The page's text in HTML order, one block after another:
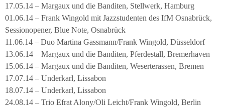
17.05.14 – Margaux und die Banditen, Stellwerk, Hamburg
01.06.14 – Frank Wingold mit Jazzstudenten des IfM Osnabrück,
Sessionopener, Blue Note, Osnabrück
11.06.14 – Duo Martina Gassmann/Frank Wingold, Düsseldorf
13.06.14 – Margaux und die Banditen, Pferdestall, Bremerhaven
15.06.14 – Margaux und die Banditen, Weserterassen, Bremen
17.07.14 – Underkarl, Lissabon
18.07.14 – Underkarl, Lissabon
24.08.14 – Trio Efrat Alony/Oli Leicht/Frank Wingold, Berlin